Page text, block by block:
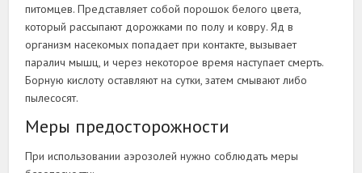
питомцев. Представляет собой порошок белого цвета,
который рассыпают дорожками по полу и ковру. Яд в
организм насекомых попадает при контакте, вызывает
паралич мышц, и через некоторое время наступает смерть.
Борную кислоту оставляют на сутки, затем смывают либо
пылесосят.
Меры предосторожности
При использовании аэрозолей нужно соблюдать меры